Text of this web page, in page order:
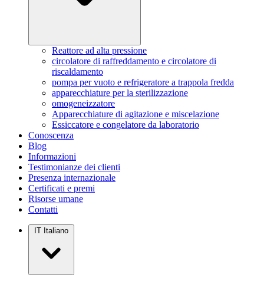
Reattore ad alta pressione
circolatore di raffreddamento e circolatore di
riscaldamento
pompa per vuoto e refrigeratore a trappola fredda
apparecchiature per la sterilizzazione
omogeneizzatore
Apparecchiature di agitazione e miscelazione
Essiccatore e congelatore da laboratorio
Conoscenza
Blog
Informazioni
Testimonianze dei clienti
Presenza internazionale
Certificati e premi
Risorse umane
Contatti
IT Italiano